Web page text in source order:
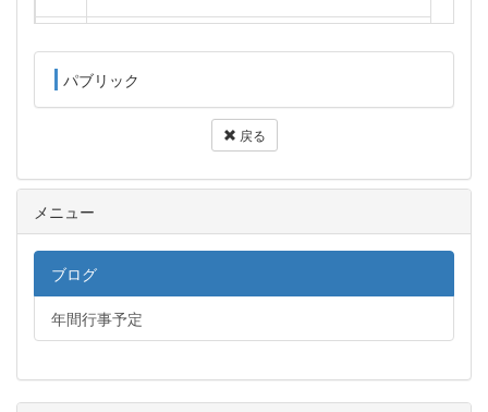
20:00
23:00
パブリック
戻る
メニュー
ブログ
年間行事予定